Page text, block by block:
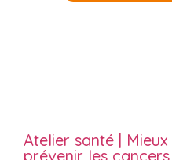
Atelier santé |
prévenir les